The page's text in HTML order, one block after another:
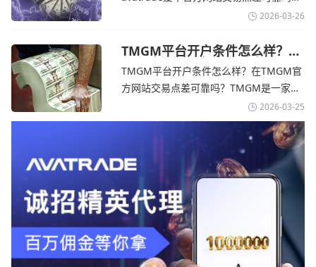
avatrade爱华平台的新手可以用很小的成
标准的MT4、MT5，以及自研的
AvaTradeGO和AvaOptions。通过
avatrade爱华官网交易资讯了解，据伊朗
2026-03-26
TMGM平台开户条件怎么样？美
伊和谈传闻引发油价暴跌-
TMGM官网
TMGM平台开户条件怎么样？在TMGM官
方网站交易点差可靠吗？‌‌‌TMGM是一家交
易成本极低、产品极其丰富、ASIC监管
+千万保险加持的全球知名经纪商，特别适
合活跃交易者和股票CFD投资者。通过
TMGM官网交易资讯了解，周三亚洲交易
时段,油价暴跌逾6%,布伦特原油跌破每桶
100美元
2026-03-25